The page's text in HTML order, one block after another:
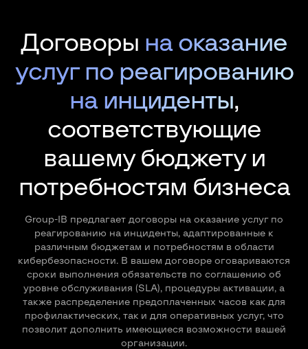
Договоры на оказание
услуг по реагированию
на инциденты,
соответствующие
вашему бюджету и
потребностям бизнеса
Group-IB предлагает договоры на оказание услуг по
реагированию на инциденты, адаптированные к
различным бюджетам и потребностям в области
кибербезопасности. В вашем договоре оговариваются
сроки выполнения обязательств по соглашению об
уровне обслуживания (SLA), процедуры активации, а
также распределение предоплаченных часов как для
профилактических, так и для оперативных услуг, что
позволит дополнить имеющиеся возможности вашей
организации.